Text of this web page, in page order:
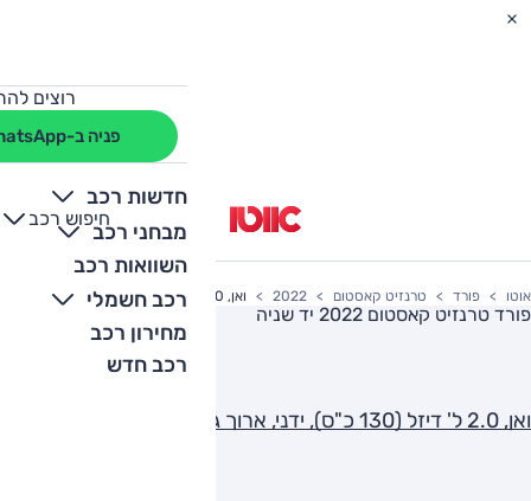
רוצים
פניה ב-WhatsApp
חדשות רכב
מבחני רכב
השוואות רכב
רכב חשמלי
מחירון רכב
רכב חדש
חיפוש רכב
+
-
אוטו פורד טרנזיט קאסטום 2022 ואן, 2.0 ל' דיזל (130 כ"ס), ידני, ארוך גבוה מסחרי סגור SE
פורד טרנזיט קאסטום 2022 יד שניה
ואן, 2.0 ל' דיזל (130 כ"ס), ידני, ארוך גבוה מסחרי סגור SE